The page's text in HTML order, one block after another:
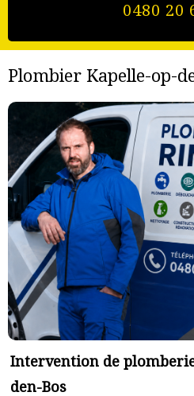
0480 20
Plombier Kapelle-op-
Intervention de
den-Bos